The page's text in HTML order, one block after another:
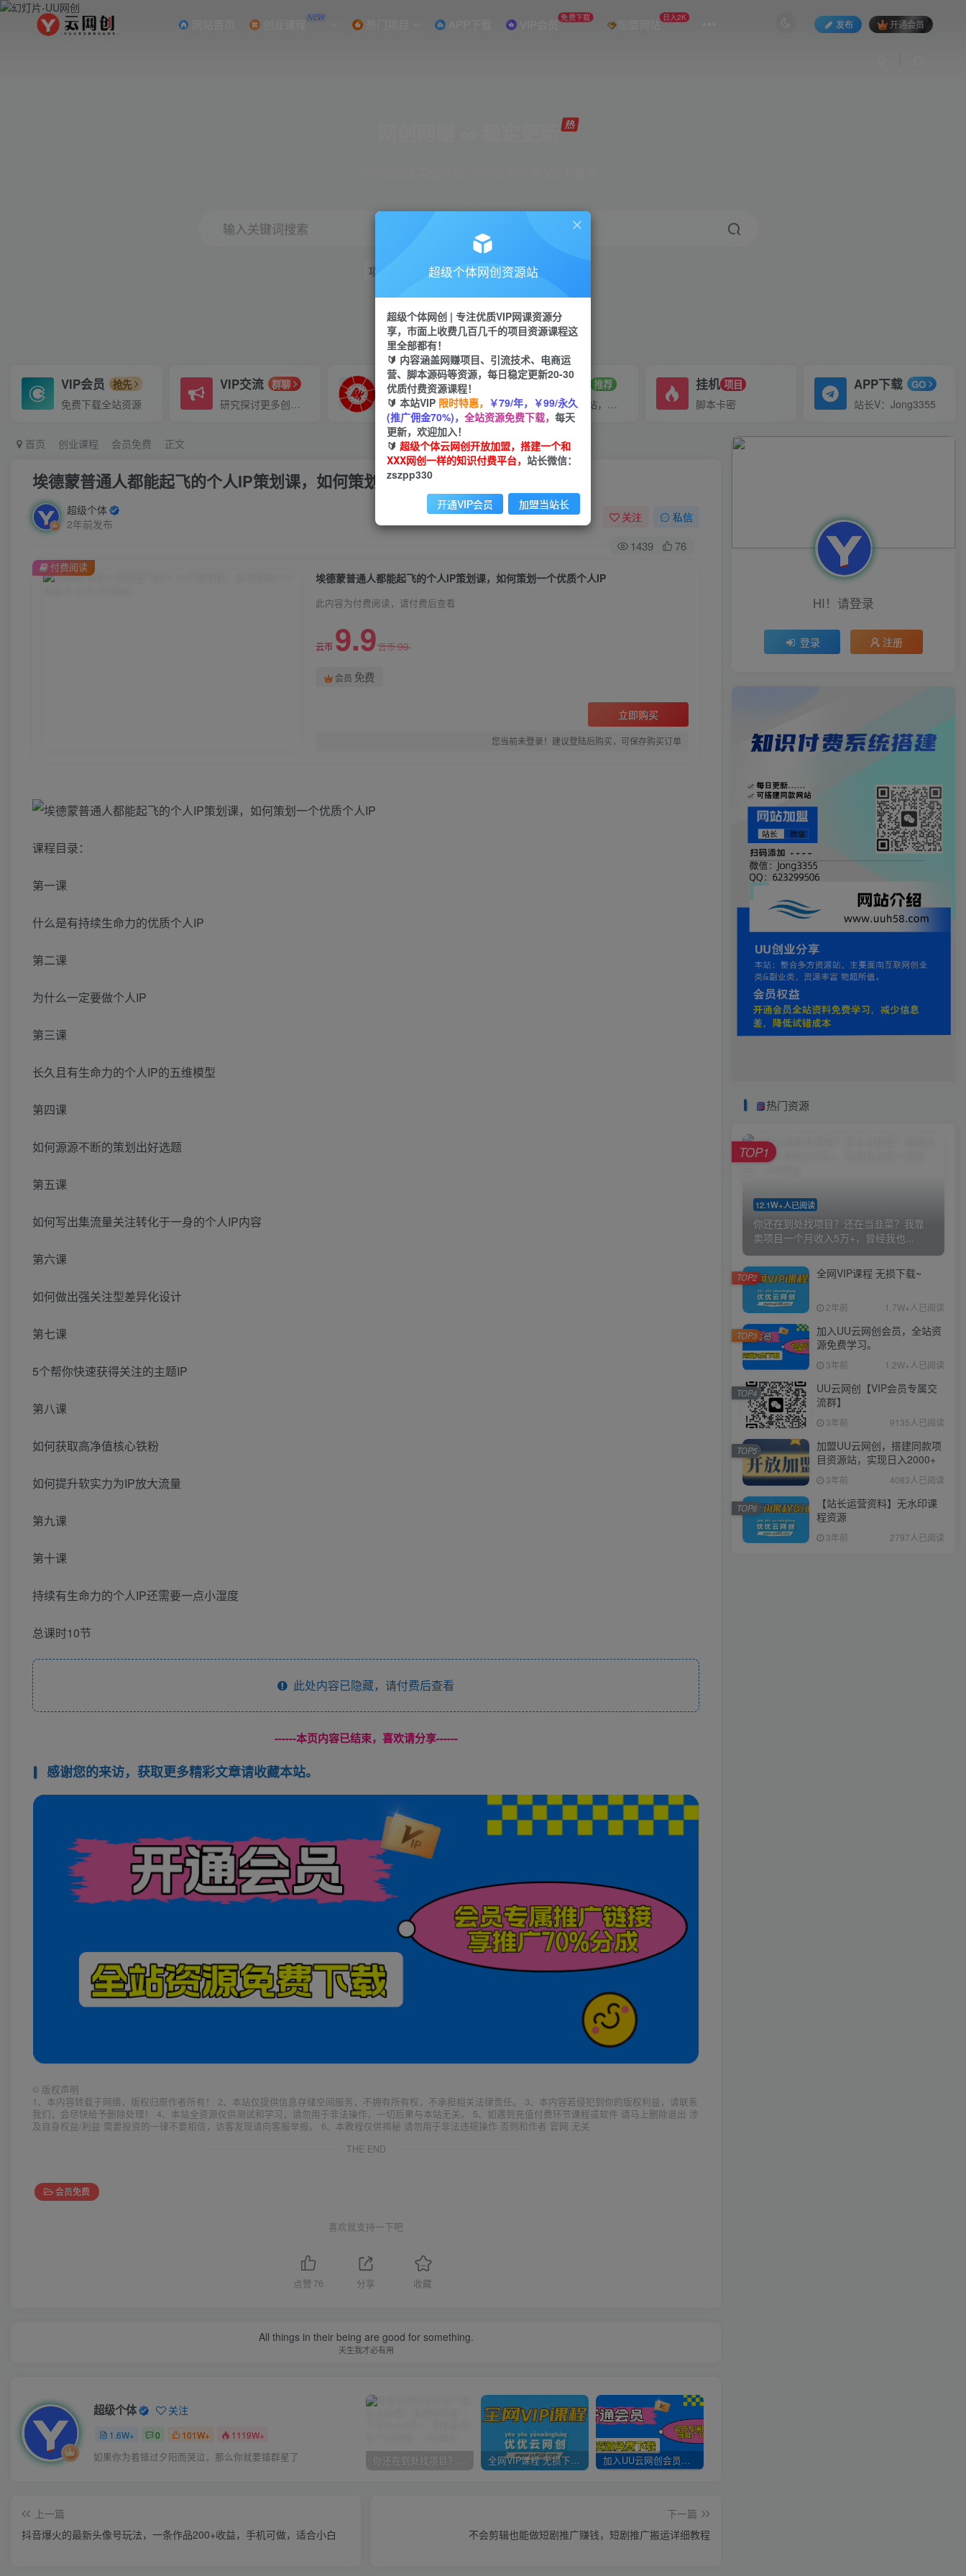
创业课程 NEW 热门项目 APP下载 VIP会员 免费下载 加盟网站 日入2K
发布 开通会员
输入关键词搜索
项目 引流 短视频 小红书
VIP会员 抢先
免费下载全站资源
VIP交流 群聊
研究探讨更多创业项目路子。
VIP推广
70%分佣
会员专属推广链接
招募站长 推荐
搭建同款网站，自己当老板
挂机 项目
脚本卡密
APP下载 GO
站长V：Jong3355
首页 创业课程 会员免费 正文
埃德蒙普通人都能起飞的个人IP策划课，如何策划一个优质个人IP
超级个体
2年前发布
关注 私信
1439 76
埃德蒙普通人都能起飞的个人IP策划课，如何策划一个优质个人IP
此内容为付费阅读，请付费后查看
云币 9.9云币99
会员 免费
立即购买
您当前未登录！建议登陆后购买，可保存购买订单
付费阅读
课程目录：
第一课
什么是有持续生命力的优质个人IP
第二课
为什么一定要做个人IP
第三课
长久且有生命力的个人IP的五维模型
第四课
如何源源不断的策划出好选题
第五课
如何写出集流量关注转化于一身的个人IP内容
第六课
如何做出强关注型差异化设计
第七课
5个帮你快速获得关注的主题IP
第八课
如何获取高净值核心铁粉
如何提升软实力为IP放大流量
第九课
第十课
持续有生命力的个人IP还需要一点小湿度
总课时10节
此处内容已隐藏，请付费后查看
------本页内容已结束，喜欢请分享------
感谢您的来访，获取更多精彩文章请收藏本站。
© 版权声明
1、本内容转载于网络，版权归原作者所有！ 2、本站仅提供信息存储空间服务，不拥有所有权，不承担相关法律责任。 3、本内容若侵犯到你的版权利益，请联系
我们，会尽快给予删除处理！ 4、本站全资源仅供测试和学习，请勿用于非法操作，一切后果与本站无关。 5、如遇到充值付费环节课程或软件 请马上删除退出 涉
及自身权益/利益 需要投资的一律不要相信，访客发现请向客服举报。 6、本教程仅供揭秘 请勿用于非法违规操作 否则和作者 官网 无关
THE END
会员免费
喜欢就支持一下吧
点赞 76 分享 收藏
All things in their being are good for something.
天生我才必有用
超级个体 关注
1.6W+ 0 101W+ 1119W+
如果你为着错过夕阳而哭泣，那么你就要错群星了 你还在到处找项目？还在当韭菜？我靠卖项目一个月收入5万+，曾经我也是个失败者。 全网VIP课程 无损下载~ 加入UU云网创会员，全站资源免费学习。
上一篇
抖音爆火的最新头像号玩法，一条作品200+收益，手机可做，适合小白
下一篇
不会剪辑也能做短剧推广赚钱，短剧推广搬运详细教程
HI！请登录
登录 注册
热门资源
12.1W+人已阅读
你还在到处找项目？还在当韭菜？我靠
卖项目一个月收入5万+，曾经我也...
TOP1
全网VIP课程 无损下载~
2年前 1.7W+人已阅读
TOP2
加入UU云网创会员，全站资
源免费学习。
3年前 1.2W+人已阅读
TOP3
UU云网创【VIP会员专属交
流群】
3年前 9135人已阅读
TOP4
加盟UU云网创，搭建同款项
目资源站，实现日入2000+
3年前 4083人已阅读
TOP5
【站长运营资料】无水印课
程资源
3年前 2797人已阅读
TOP6
超级个体网创资源站
超级个体网创 | 专注优质VIP网课资源分
享，市面上收费几百几千的项目资源课程这
里全部都有！
🔰 内容涵盖网赚项目、引流技术、电商运
营、脚本源码等资源，每日稳定更新20-30
优质付费资源课程！
🔰 本站VIP 限时特惠， ￥79/年，￥99/永久
(推广佣金70%)， 全站资源免费下载， 每天
更新，欢迎加入！
🔰 超级个体云网创开放加盟，搭建一个和
XXX网创一样的知识付费平台， 站长微信：
zszpp330
开通VIP会员 加盟当站长